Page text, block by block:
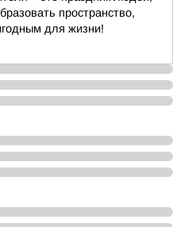
пространство,
для жизни!